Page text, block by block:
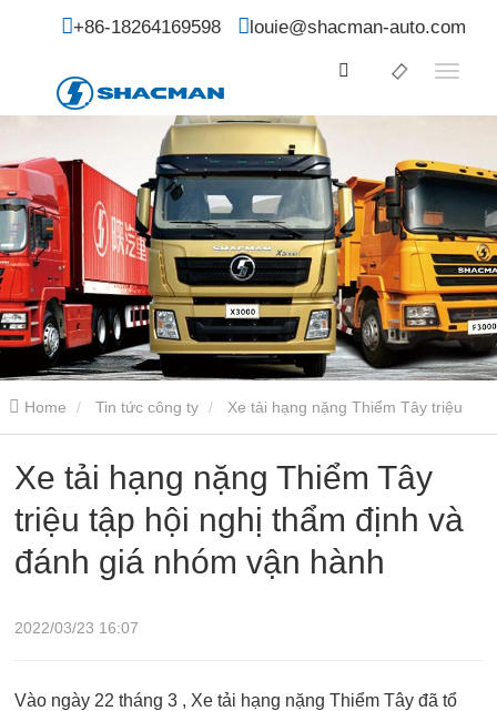
+86-18264169598 louie@shacman-auto.com
Home Tin tức công ty
tập hội nghị thẩm định và đánh giá nhóm vận hành
Xe tải hạng nặng Thiểm Tây
triệu tập hội nghị thẩm định và
đánh giá nhóm vận hành
2022/03/23 16:07
Vào ngày 22 tháng 3 , Xe tải hạng nặng Thiểm Tây đã tổ